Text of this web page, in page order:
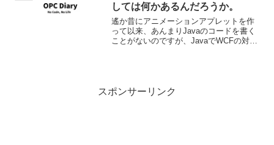
しては何かあるんだろうか。
遙か昔にアニメーションアプレットを作
って以来、あんまりJavaのコードを書く
ことがないのですが、JavaでWCFの対抗
スポンサーリンク